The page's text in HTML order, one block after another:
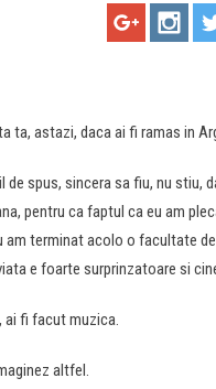
ta, astazi, daca ai fi ramas in
de spus, sincera sa fiu, nu stiu,
pentru ca faptul ca eu am
am terminat acolo o facultate
e foarte surprinzatoare si
ai fi facut muzica.
altfel.